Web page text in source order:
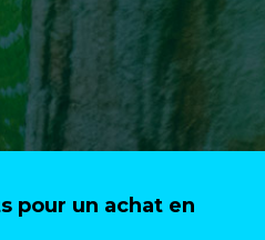
pour un achat en